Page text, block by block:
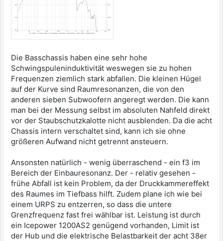
Die Basschassis haben eine sehr hohe
Schwingspuleninduktivität weswegen sie zu hohen
Frequenzen ziemlich stark abfallen. Die kleinen Hügel
auf der Kurve sind Raumresonanzen, die von den
anderen sieben Subwoofern angeregt werden. Die kann
man bei der Messung selbst im absoluten Nahfeld direkt
vor der Staubschutzkalotte nicht ausblenden. Da die acht
Chassis intern verschaltet sind, kann ich sie ohne
größeren Aufwand nicht getrennt ansteuern.
Ansonsten natürlich - wenig überraschend - ein f3 im
Bereich der Einbauresonanz. Der - relativ gesehen -
frühe Abfall ist kein Problem, da der Druckkammereffekt
des Raumes im Tiefbass hilft. Zudem plane ich wie bei
einem URPS zu entzerren, so dass die untere
Grenzfrequenz fast frei wählbar ist. Leistung ist durch
ein Icepower 1200AS2 genügend vorhanden, Limit ist
der Hub und die elektrische Belastbarkeit der acht 38er